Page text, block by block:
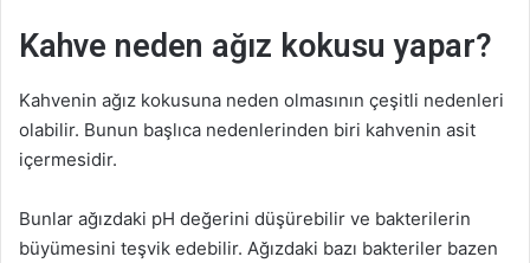
Kahve neden ağız kokusu yapar?
Kahvenin ağız kokusuna neden olmasının çeşitli nedenleri
olabilir. Bunun başlıca nedenlerinden biri kahvenin asit
içermesidir.
Bunlar ağızdaki pH değerini düşürebilir ve bakterilerin
büyümesini teşvik edebilir. Ağızdaki bazı bakteriler bazen